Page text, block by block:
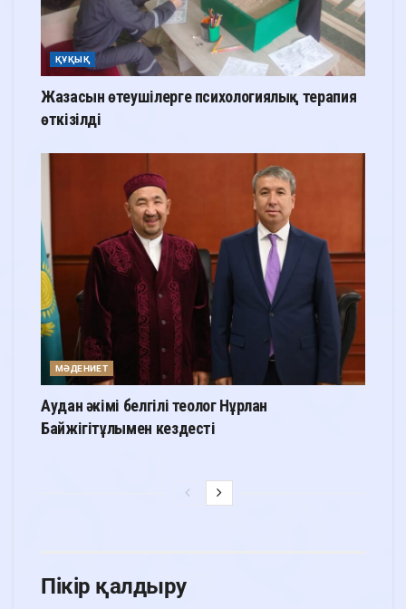
ҚҰҚЫҚ
Жазасын өтеушілерге психологиялық терапия
өткізілді
МӘДЕНИЕТ
Аудан әкімі белгілі теолог Нұрлан
Байжігітұлымен кездесті
Пікір қалдыру